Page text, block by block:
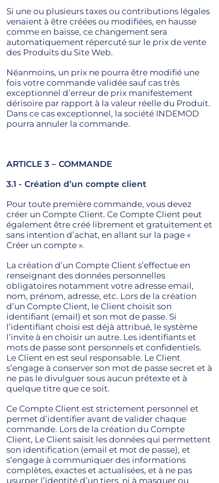
Si une ou plusieurs taxes ou contributions légales
venaient à être créées ou modifiées, en hausse
comme en baisse, ce changement sera
automatiquement répercuté sur le prix de vente
des Produits du Site Web.
Néanmoins, un prix ne pourra être modifié une
fois votre commande validée sauf cas très
exceptionnel d’erreur de prix manifestement
dérisoire par rapport à la valeur réelle du Produit.
Dans ce cas exceptionnel, la société INDEMOD
pourra annuler la commande.
ARTICLE 3 – COMMANDE
3.1 - Création d’un compte client
Pour toute première commande, vous devez
créer un Compte Client. Ce Compte Client peut
également être créé librement et gratuitement et
sans intention d’achat, en allant sur la page «
Créer un compte ».
La création d’un Compte Client s’effectue en
renseignant des données personnelles
obligatoires notamment votre adresse email,
nom, prénom, adresse, etc. Lors de la création
d’un Compte Client, le Client choisit son
identifiant (email) et son mot de passe. Si
l’identifiant choisi est déjà attribué, le système
l’invite à en choisir un autre. Les identifiants et
mots de passe sont personnels et confidentiels.
Le Client en est seul responsable. Le Client
s’engage à conserver son mot de passe secret et à
ne pas le divulguer sous aucun prétexte et à
quelque titre que ce soit.
Ce Compte Client est strictement personnel et
permet d’identifier avant de valider chaque
commande. Lors de la création du Compte
Client, Le Client saisit les données qui permettent
son identification (email et mot de passe), et
s’engage à communiquer des informations
complètes, exactes et actualisées, et à ne pas
usurper l’identité d’un tiers, ni à masquer ou